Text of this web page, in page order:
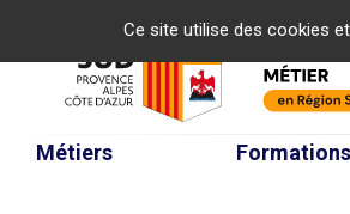
Ce site utilise des cookies
Métiers Formations